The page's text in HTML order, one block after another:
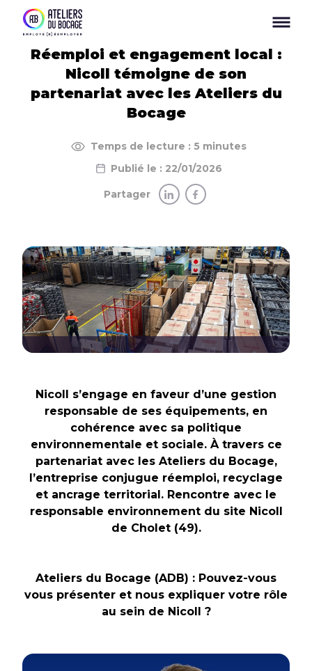
Réemploi et engagement local :
Nicoll témoigne de son
partenariat avec les Ateliers du
Bocage
Temps de lecture : 5 minutes
Publié le : 22/01/2026
Partager
Nicoll s’engage en faveur d’une gestion
responsable de ses équipements, en
cohérence avec sa politique
environnementale et sociale. À travers ce
partenariat avec les Ateliers du Bocage,
l’entreprise conjugue réemploi, recyclage
et ancrage territorial. Rencontre avec le
responsable environnement du site Nicoll
de Cholet (49).
Ateliers du Bocage (ADB) : Pouvez-vous
vous présenter et nous expliquer votre rôle
au sein de Nicoll ?
Panneau de gestion des cookies